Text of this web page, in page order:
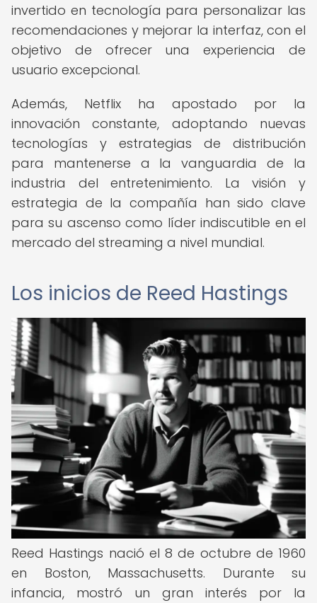
invertido en tecnología para personalizar las
recomendaciones y mejorar la interfaz, con el
objetivo de ofrecer una experiencia de
usuario excepcional.
Además, Netflix ha apostado por la
innovación constante, adoptando nuevas
tecnologías y estrategias de distribución
para mantenerse a la vanguardia de la
industria del entretenimiento. La visión y
estrategia de la compañía han sido clave
para su ascenso como líder indiscutible en el
mercado del streaming a nivel mundial.
Los inicios de Reed Hastings
Reed Hastings nació el 8 de octubre de 1960
en Boston, Massachusetts. Durante su
infancia, mostró un gran interés por la